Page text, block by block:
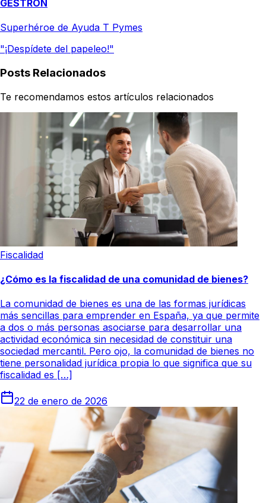
GESTRON
Superhéroe de Ayuda T Pymes
"¡Despídete del papeleo!"
Posts Relacionados
Te recomendamos estos artículos relacionados
Fiscalidad
¿Cómo es la fiscalidad de una comunidad de bienes?
La comunidad de bienes es una de las formas jurídicas
más sencillas para emprender en España, ya que permite
a dos o más personas asociarse para desarrollar una
actividad económica sin necesidad de constituir una
sociedad mercantil. Pero ojo, la comunidad de bienes no
tiene personalidad jurídica propia lo que significa que su
fiscalidad es […]
22 de enero de 2026